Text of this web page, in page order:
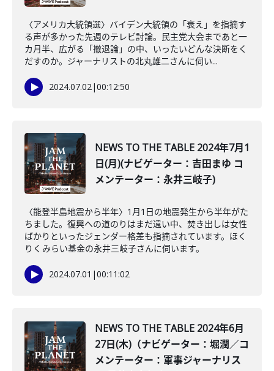
〈アメリカ大統領選〉バイデン大統領の「衰え」を指摘す
る声が多かった先週のテレビ討論。民主党大会まであと一
カ月半、広がる「撤退論」の中、いったいどんな決断をく
だすのか。ジャーナリストの北丸雄二さんに伺い...
2024.07.02|00:12:50
NEWS TO THE TABLE 2024年7月1
日(月)(ナビゲーター：吉田まゆ コ
メンテーター：永井三岐子)
〈能登半島地震から半年〉1月1日の地震発生から半年がた
ちました。復興への道のりはまだ遠い中、焚き出しは女性
ばかりといったジェンダー格差も指摘されています。ほく
りくみらい基金の永井三岐子さんに伺います。
2024.07.01 |00:11:02
NEWS TO THE TABLE 2024年6月
27日(木)（ナビゲーター：堀潤／コ
メンテーター：軍事ジャーナリス